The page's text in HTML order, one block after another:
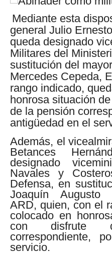
Mediante esta
general Julio
queda designado
Militares del
sustitución del
Mercedes Cepeda,
rango indicado,
honrosa situación
de la pensión
antigüedad en el
Además, el
Betances
designado
Navales y
Defensa, en
Joaquín Augusto
ARD, quien, con el
colocado en
con disfrute
correspondiente,
servicio.